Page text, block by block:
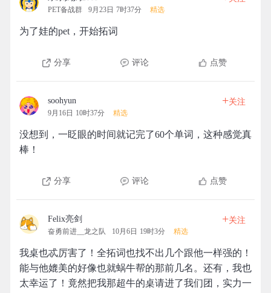
PET备战群 9月23日 7时37分 精选
为了娃的pet，开始拓词
分享 评论 点赞
soohyun
9月16日 10时37分 精选
+关注
没想到，一眨眼的时间就记完了60个单词，这种感觉真
棒！
分享 评论 点赞
Felix亮剑
奋勇前进__龙之队 10月6日 19时3分 精选
+关注
我桌也忒厉害了！全拓词也找不出几个跟他一样强的！
能与他媲美的好像也就蜗牛帮的那前几名。还有，我也
太幸运了！竟然把我那超牛的桌请进了我们团，实力一